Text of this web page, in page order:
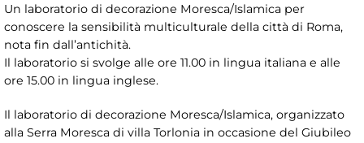
Un laboratorio di decorazione Moresca/Islamica per
conoscere la sensibilità multiculturale della città di Roma,
nota fin dall’antichità.
Il laboratorio si svolge alle ore 11.00 in lingua italiana e alle
ore 15.00 in lingua inglese.
Il laboratorio di decorazione Moresca/Islamica, organizzato
alla Serra Moresca di villa Torlonia in occasione del Giubileo